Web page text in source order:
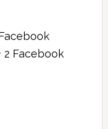
2 Facebook